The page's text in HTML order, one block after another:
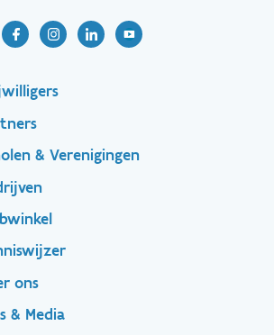
& Verenigingen
ons
& Media